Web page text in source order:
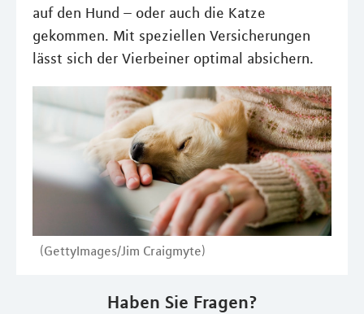
auf den Hund – oder auch die Katze
gekommen. Mit speziellen Versicherungen
lässt sich der Vierbeiner optimal absichern.
(GettyImages/Jim Craigmyte)
Haben Sie Fragen?